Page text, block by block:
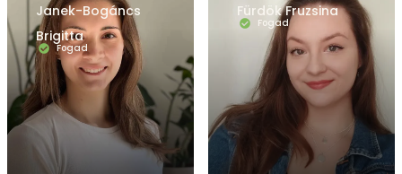
Janek-Bogáncs
Brigitta
Fogad
Fürdök Fruzsina
Fogad